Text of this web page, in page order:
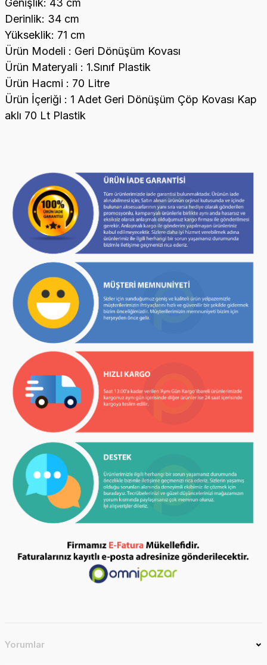
Genişlik: 43 cm
Derinlik: 34 cm
Yükseklik: 71 cm
Ürün Modeli : Geri Dönüşüm Kovası
Ürün Materyali : 1.Sınıf Plastik
Ürün Hacmi : 70 Litre
Ürün İçeriği : 1 Adet Geri Dönüşüm Çöp Kovası Kap
aklı 70 Lt Plastik
Yorumlar